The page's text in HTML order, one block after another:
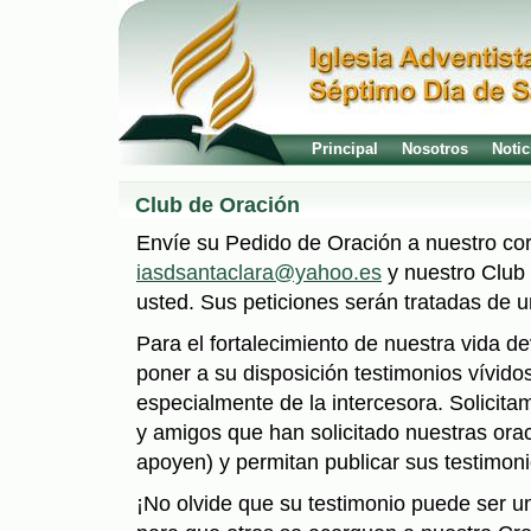
Principal Nosotros
Club de Oración
Envíe su Pedido de Oración a nuestro
iasdsantaclara@yahoo.es y nuestro
usted. Sus peticiones serán tratadas de
Para el fortalecimiento de nuestra vida
poner a su disposición testimonios
especialmente de la intercesora.
y amigos que han solicitado nuestras
apoyen) y permitan publicar sus
¡No olvide que su testimonio puede ser